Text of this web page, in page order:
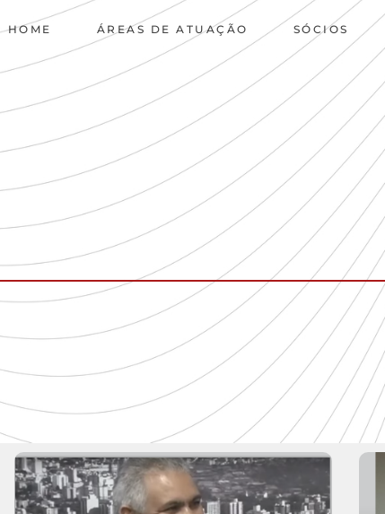
HOME ÁREAS DE ATUAÇÃO SÓCIOS